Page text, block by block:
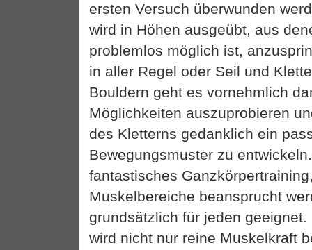
ersten Versuch überwunden
wird in Höhen ausgeübt, aus
problemlos möglich ist,
in aller Regel oder Seil und
Bouldern geht es vornehmlich
Möglichkeiten auszuprobieren
des Kletterns gedanklich ein
Bewegungsmuster zu
fantastisches
Muskelbereiche beansprucht
grundsätzlich für jeden
wird nicht nur reine Muskelkraft